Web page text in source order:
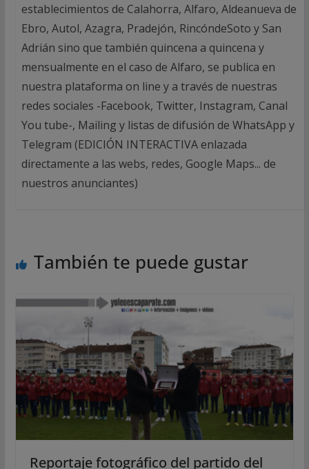
establecimientos de Calahorra, Alfaro, Aldeanueva de
Ebro, Autol, Azagra, Pradejón, RincóndeSoto y San
Adrián sino que también quincena a quincena y
mensualmente en el caso de Alfaro, se publica en
nuestra plataforma on line y a través de nuestras
redes sociales -Facebook, Twitter, Instagram, Canal
You tube-, Mailing y listas de difusión de WhatsApp y
Telegram (EDICIÓN INTERACTIVA enlazada
directamente a las webs, redes, Google Maps... de
nuestros anunciantes)
También te puede gustar
Reportaje fotográfico del partido del